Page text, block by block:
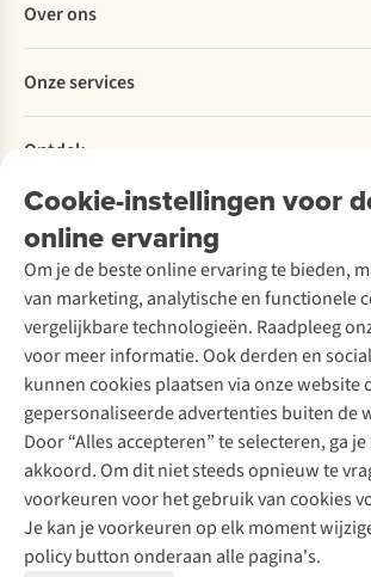
Cookie-instellingen voor
online ervaring
Om je de beste online ervaring te bieden,
van marketing, analytische en functionele
vergelijkbare technologieën. Raadpleeg
voor meer informatie. Ook derden en
kunnen cookies plaatsen via onze website
gepersonaliseerde advertenties buiten de
Door “Alles accepteren” te selecteren, ga
akkoord. Om dit niet steeds opnieuw te
voorkeuren voor het gebruik van cookies
Je kan je voorkeuren op elk moment
policy button onderaan alle pagina's.
Bestellen
Betalen
Levering
Retourneren
Bestelling herroepen
Garantie
Contact
Over ons
Explore More
Verantwoord ondernemen
Over Ayacucho
Onze winkels
Over A.S.Adventure
Toegankelijkheidsverklaring
Onze services
Ski-onderhoud
Wasservice
Schoenonderhoud
Schoenherstelling
Kledingherstelling
Retouches
Voor bedrijven
Ontdek
A.S.Magazine
Podcast
Explore Academy
Explore Camp
Gear Check
Inspiratie & advies
Meld je aan voor de nieuwsbrief
Follow us
Disclaimer Privacy Policy
Algemene